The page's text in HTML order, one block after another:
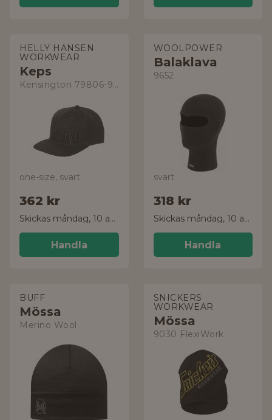
HELLY HANSEN
WORKWEAR
Keps
Kensington 79806-990
one-size, svart
362 kr
Skickas måndag, 10 aug.
Handla
WOOLPOWER
Balaklava
9652
svart
318 kr
Skickas måndag, 10 aug.
Handla
BUFF
Mössa
Merino Wool
SNICKERS
WORKWEAR
Mössa
9030 FlexiWork